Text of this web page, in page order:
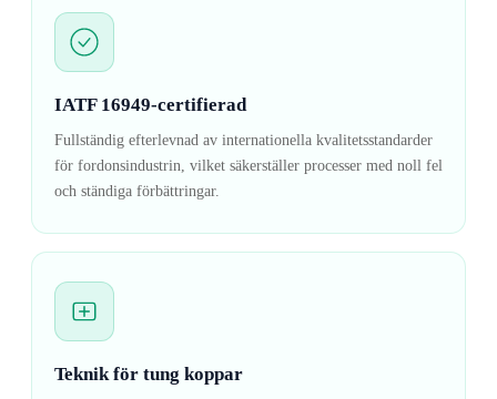
IATF 16949-certifierad
Fullständig efterlevnad av internationella kvalitetsstandarder
för fordonsindustrin, vilket säkerställer processer med noll fel
och ständiga förbättringar.
Teknik för tung koppar